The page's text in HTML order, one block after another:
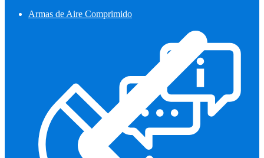
Armas de Aire Comprimido